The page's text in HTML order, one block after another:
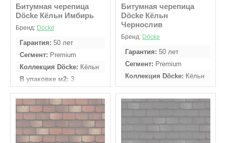
Битумная черепица
Döcke Кёльн Имбирь
Бренд: Döcke
Гарантия 50 лет
Сегмент
Premium
Коллекция Döcke
Кёльн
В упаковке м2 3
Кол - во гонтов в
упаковке 22 шт
Битумная черепица
Döcke Кёльн
Чернослив
Бренд: Döcke
Гарантия 50 лет
Сегмент
Premium
Коллекция Döcke Кёльн
В упаковке м2 3
Кол - во гонтов в
упаковке
22 шт